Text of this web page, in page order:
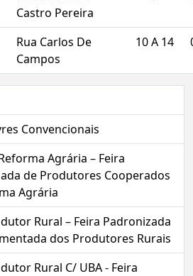
Castro Pereira
Rua Carlos De
Campos
10 A 14
Convencionais
Agrária – Feira
de Produtores Cooperados
Agrária
Rural – Feira Padronizada
dos Produtores Rurais
Rural C/ UBA - Feira